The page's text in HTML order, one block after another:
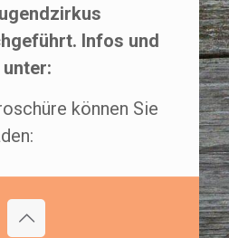
Infos und
können Sie